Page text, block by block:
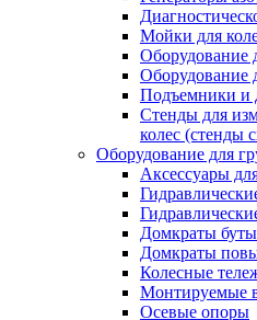
Мойки для
Оборудование
Оборудование
Подъемники и
Стенды для
колес (стенды
Оборудование для
Аксессуары
Домкраты
Домкраты
Колесные
Монтируемые
Осевые опоры